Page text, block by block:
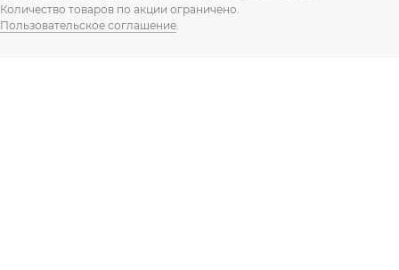
Количество товаров по акции ограничено.
Пользовательское соглашение.